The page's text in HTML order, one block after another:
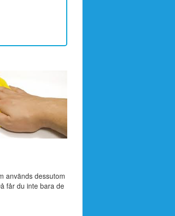
används dessutom
får du inte bara de